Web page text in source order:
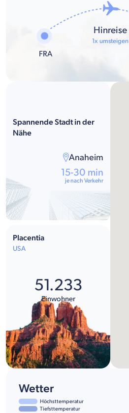
FRA
Hinreise
1x umsteigen
Spannende Stadt in der
Nähe
Anaheim
15-30 min
je nach Verkehr
Placentia
USA
51.233
Einwohner
Wetter
Höchsttemperatur
Tiefsttemperatur